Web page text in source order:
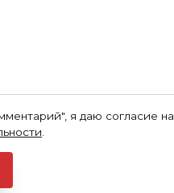
я даю согласие на